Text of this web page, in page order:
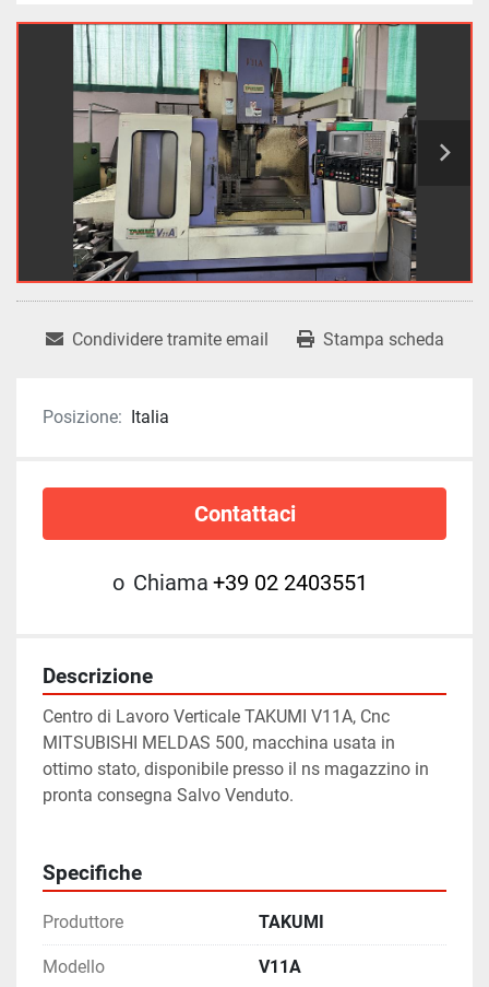
Condividere tramite email Stampa scheda
Posizione: Italia
Contattaci
o Chiama +39 02 2403551
Descrizione
Centro di Lavoro Verticale TAKUMI V11A, Cnc
MITSUBISHI MELDAS 500, macchina usata in
ottimo stato, disponibile presso il ns magazzino in
pronta consegna Salvo Venduto.
Specifiche
Produttore TAKUMI
Modello V11A